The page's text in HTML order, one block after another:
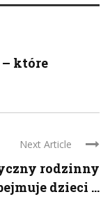
które
Next Article
rodzinny
dzieci ...